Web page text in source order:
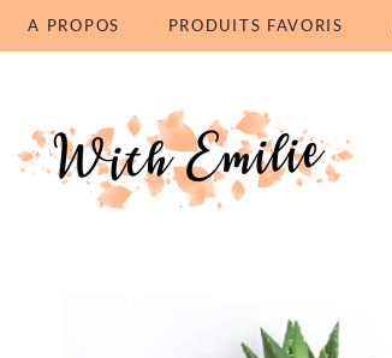
A PROPOS PRODUITS FAVORIS